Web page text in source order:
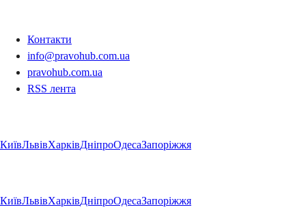
Контакти
info@pravohub.com.ua
pravohub.com.ua
RSS лента
КиївЛьвівХарківДніпроОдесаЗапоріжжя
КиївЛьвівХарківДніпроОдесаЗапоріжжя